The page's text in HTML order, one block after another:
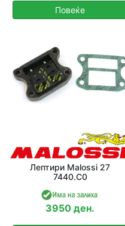
Повеќе
Лептири Malossi 27
7440.C0
3950 ден.